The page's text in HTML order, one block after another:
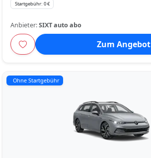
Startgebühr: 0 €
Anbieter:SIXT auto abo
Zum Angebot
Ohne Startgebühr